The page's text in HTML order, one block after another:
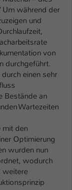
Um während der
und
von
durchgeführt.
einen sehr
Bestände an
Wartezeiten
mit den
Optimierung
wurden nun
wodurch
weitere
mit, ob
besitzt diese